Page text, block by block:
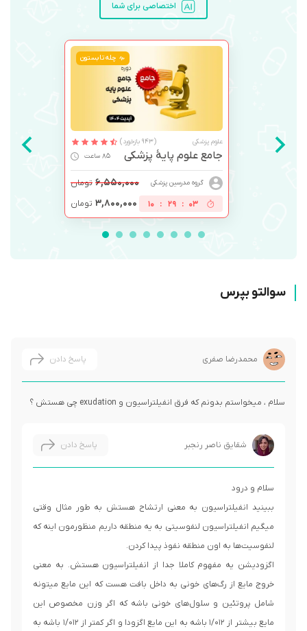
اختصاصی برای شما
چله تابستون
علوم پزشکی (943 بازخورد)
جامع علوم پایۀ پزشکی 85 ساعت
گروه مدرسین پزشکی ۶,۵۵۰,۰۰۰ تومان
03
:
29
:
10 ۳,۸۰۰,۰۰۰ تومان
سوالتو بپرس
محمدرضا صفری پاسخ دادن
سلام ، میخواستم بدونم که فرق انفیلتراسیون و exudation چی هستش ؟
شقایق ناصر رنجبر پاسخ دادن
ببینید انفیلتراسیون به معنی ارتشاح هستش به طور مثال وقتی
میگیم انفیلتراسیون لنفوسیتی به یه منطقه داریم منظورمون اینه که
اگزودیشن یه مفهوم کاملا جدا از انفیلتراسیون هستش. به معنی
خروج مایع از رگ‌های خونی به داخل بافت هست که این مایع میتونه
شامل پروتئین و سلول‌های خونی باشه که اگر وزن مخصوص این
مایع بیشتر از ۱/۰۱۲ باشه به این مایع اگزودا و اگر کمتر از ۱/‌۰۱۲ باشه به